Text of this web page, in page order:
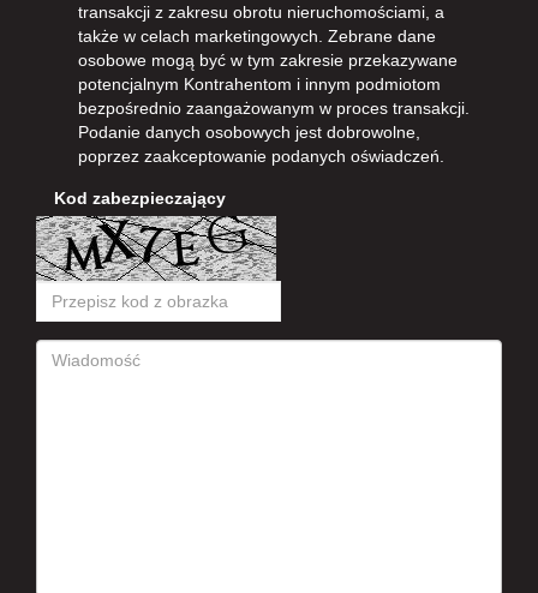
transakcji z zakresu obrotu nieruchomościami, a
także w celach marketingowych. Zebrane dane
osobowe mogą być w tym zakresie przekazywane
potencjalnym Kontrahentom i innym podmiotom
bezpośrednio zaangażowanym w proces transakcji.
Podanie danych osobowych jest dobrowolne,
poprzez zaakceptowanie podanych oświadczeń.
Kod zabezpieczający